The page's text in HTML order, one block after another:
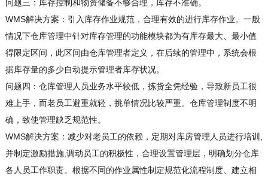
问题三：库存控制和物资储备不够合理，库存不准确。
WMS解决方案：引入库存作业规范，合理有效的进行库存作业。一般
情况下仓库管理中针对库存管理的功能模块都为有库存最大、最小值
得限定区间，此区间由仓库管理者定义，在后续的管理中，系统会根
据库存量的多少自动提示管理者库存状况。
问题四：仓库管理人员业务水平较低，拣货全凭经验，导致新员工很
难上手，而老员工避重就轻，挑单情况比较严重。仓库管理制度不明
确，致使管理缺乏规范性。
WMS解决方案：减少对老员工的依赖，定期对库房管理人员进行培训,
并制定激励措施,调动员工的积极性，合理设置管理层，明确划分仓库
各人员工作职责。根据不同的作业属性制定规范化流程制度、建立相